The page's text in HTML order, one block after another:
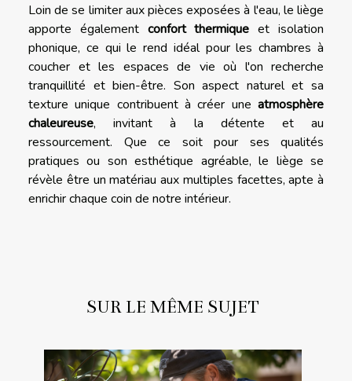
Loin de se limiter aux pièces exposées à l'eau, le liège
apporte également confort thermique et isolation
phonique, ce qui le rend idéal pour les chambres à
coucher et les espaces de vie où l'on recherche
tranquillité et bien-être. Son aspect naturel et sa
texture unique contribuent à créer une atmosphère
chaleureuse, invitant à la détente et au
ressourcement. Que ce soit pour ses qualités
pratiques ou son esthétique agréable, le liège se
révèle être un matériau aux multiples facettes, apte à
enrichir chaque coin de notre intérieur.
SUR LE MÊME SUJET